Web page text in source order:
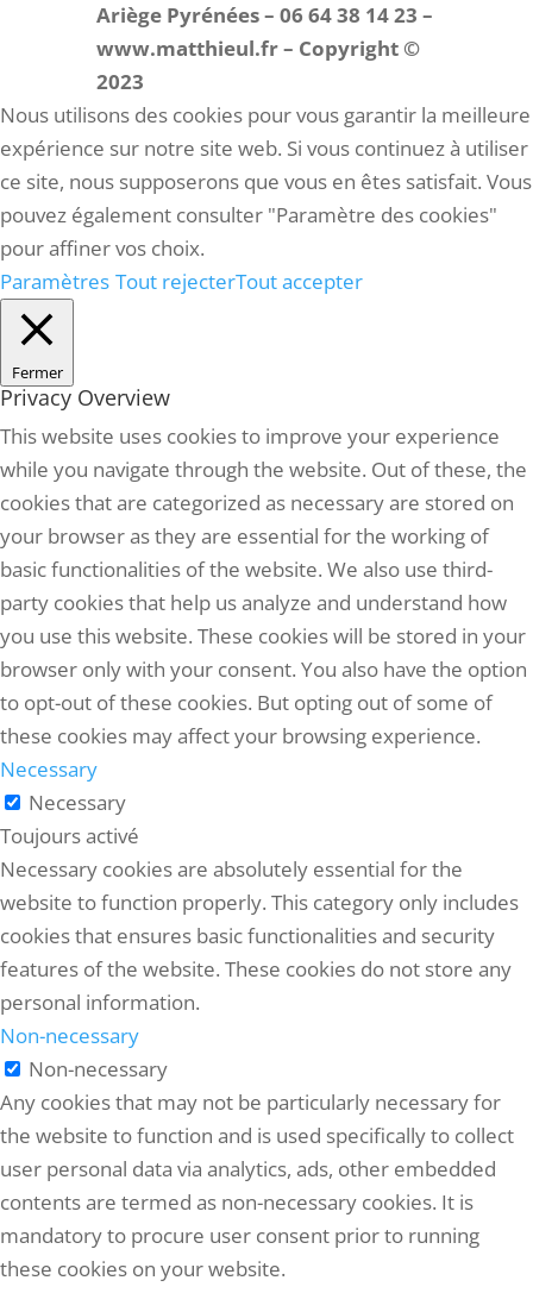
Ariège Pyrénées – 06 64 38 14 23 –
www.matthieul.fr – Copyright ©
2023
Nous utilisons des cookies pour vous garantir la meilleure
expérience sur notre site web. Si vous continuez à utiliser
ce site, nous supposerons que vous en êtes satisfait. Vous
pouvez également consulter "Paramètre des cookies"
pour affiner vos choix.
Paramètres Tout rejecterTout accepter
Fermer
Privacy Overview
This website uses cookies to improve your experience
while you navigate through the website. Out of these, the
cookies that are categorized as necessary are stored on
your browser as they are essential for the working of
basic functionalities of the website. We also use third-
party cookies that help us analyze and understand how
you use this website. These cookies will be stored in your
browser only with your consent. You also have the option
to opt-out of these cookies. But opting out of some of
these cookies may affect your browsing experience.
Necessary
Necessary
Toujours activé
Necessary cookies are absolutely essential for the
website to function properly. This category only includes
cookies that ensures basic functionalities and security
features of the website. These cookies do not store any
personal information.
Non-necessary
Non-necessary
Any cookies that may not be particularly necessary for
the website to function and is used specifically to collect
user personal data via analytics, ads, other embedded
contents are termed as non-necessary cookies. It is
mandatory to procure user consent prior to running
these cookies on your website.